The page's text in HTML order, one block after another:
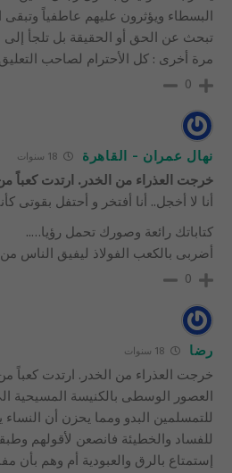
البسطاء ويؤثرون عليهم عاطفياً وتبقى
تبحث عن الحق أو الحقيقة بل تلجأ إلى
مرة أخرى : كل الأحترام لصاحب
0
نهال عمران - القاهرة
خرجت العذراء من الخدر. ارتدت كعباً
أنا لا أخجل.. أنا أفتخر و أحتفل بقوتى
كتاباتك رائعة وصورك تحمل رؤيا…..
أضربى بالكعب الفولاذ ليفيق الناس
0
رضا 18 سنوات
خرجت العذراء من الخدر. ارتدت كعباً
العصور الوسطى بالكنيسة
للتمسلمين البدو ومما يحزن أن
للفساد والخطيئة فانصعن لأقولهم
إستمتاع بالرق والعبودية أم وهم بأن